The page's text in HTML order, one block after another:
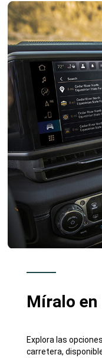
Míralo en
Explora las
carretera,